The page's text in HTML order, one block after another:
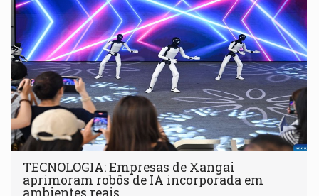
TECNOLOGIA: Empresas de Xangai
aprimoram robôs de IA incorporada em